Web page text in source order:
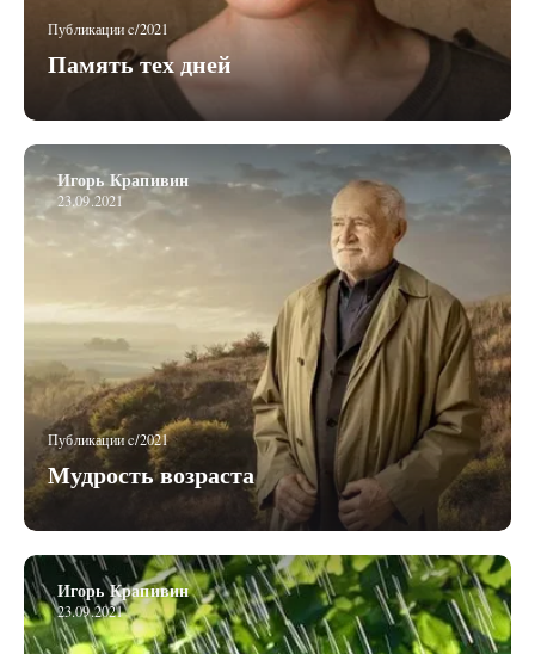
Публикации c/2021
Память тех дней
Публикации c/2021
Мудрость возраста
Игорь Крапивин
23.09.2021
Игорь Крапивин
23.09.2021